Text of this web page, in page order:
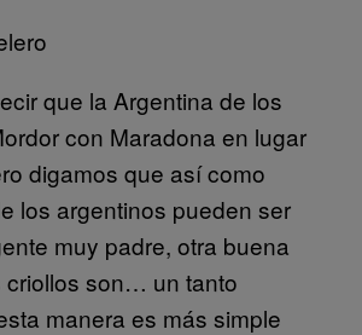
que la Argentina de los
con Maradona en lugar
digamos que así como
los argentinos pueden ser
muy padre, otra buena
criollos son… un tanto
manera es más simple